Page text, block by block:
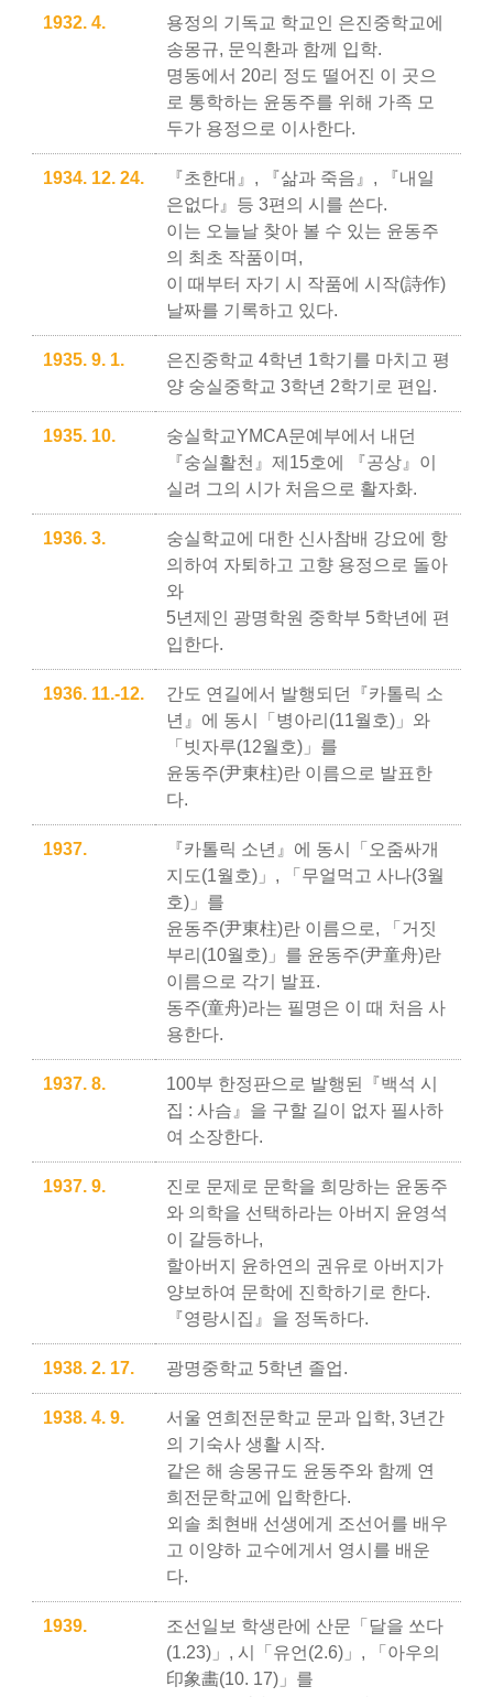
1932. 4.
용정의 기독교 학교인 은진중학교에
송몽규, 문익환과 함께 입학.
명동에서 20리 정도 떨어진 이 곳으
로 통학하는 윤동주를 위해 가족 모
두가 용정으로 이사한다.
1934. 12. 24.
『초한대』, 『삶과 죽음』, 『내일
은없다』등 3편의 시를 쓴다.
이는 오늘날 찾아 볼 수 있는 윤동주
의 최초 작품이며,
이 때부터 자기 시 작품에 시작(詩作)
날짜를 기록하고 있다.
1935. 9. 1.
은진중학교 4학년 1학기를 마치고 평
양 숭실중학교 3학년 2학기로 편입.
1935. 10.
숭실학교YMCA문예부에서 내던
『숭실활천』제15호에 『공상』이
실려 그의 시가 처음으로 활자화.
1936. 3.
숭실학교에 대한 신사참배 강요에 항
의하여 자퇴하고 고향 용정으로 돌아
와
5년제인 광명학원 중학부 5학년에 편
입한다.
1936. 11.-12.
간도 연길에서 발행되던『카톨릭 소
년』에 동시「병아리(11월호)」와
「빗자루(12월호)」를
윤동주(尹東柱)란 이름으로 발표한
다.
1937.
『카톨릭 소년』에 동시「오줌싸개
지도(1월호)」, 「무얼먹고 사나(3월
호)」를
윤동주(尹東柱)란 이름으로, 「거짓
부리(10월호)」를 윤동주(尹童舟)란
이름으로 각기 발표.
동주(童舟)라는 필명은 이 때 처음 사
용한다.
1937. 8.
100부 한정판으로 발행된『백석 시
집 : 사슴』을 구할 길이 없자 필사하
여 소장한다.
1937. 9.
진로 문제로 문학을 희망하는 윤동주
와 의학을 선택하라는 아버지 윤영석
이 갈등하나,
할아버지 윤하연의 권유로 아버지가
양보하여 문학에 진학하기로 한다.
『영랑시집』을 정독하다.
1938. 2. 17. 광명중학교 5학년 졸업.
1938. 4. 9.
서울 연희전문학교 문과 입학, 3년간
의 기숙사 생활 시작.
같은 해 송몽규도 윤동주와 함께 연
희전문학교에 입학한다.
외솔 최현배 선생에게 조선어를 배우
고 이양하 교수에게서 영시를 배운
다.
1939.
조선일보 학생란에 산문「달을 쏘다
(1.23)」, 시「유언(2.6)」, 「아우의
印象畵(10. 17)」를